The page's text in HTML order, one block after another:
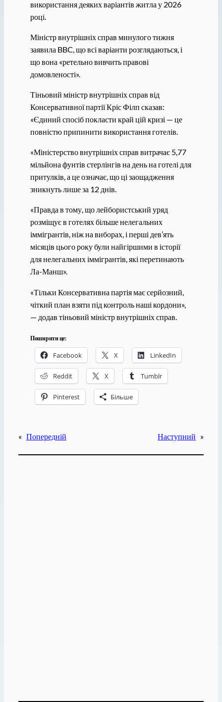
використання деяких варіантів житла у 2026
році.
Міністр внутрішніх справ минулого тижня
заявила BBC, що всі варіанти розглядаються, і
що вона «ретельно вивчить правові
домовленості».
Тіньовий міністр внутрішніх справ від
Консервативної партії Кріс Філп сказав:
«Єдиний спосіб покласти край цій кризі — це
повністю припинити використання готелів.
«Міністерство внутрішніх справ витрачає 5,77
мільйона фунтів стерлінгів на день на готелі для
притулків, а це означає, що ці заощадження
зникнуть лише за 12 днів.
«Правда в тому, що лейбористський уряд
розміщує в готелях більше нелегальних
іммігрантів, ніж на виборах, і перші дев’ять
місяців цього року були найгіршими в історії
для нелегальних іммігрантів, які перетинають
Ла-Манш».
«Тільки Консервативна партія має серйозний,
чіткий план взяти під контроль наші кордони»,
— додав тіньовий міністр внутрішніх справ.
Поширити це:
Facebook X LinkedIn
Reddit X Tumblr
Pinterest Більше
« Попередній Наступний »